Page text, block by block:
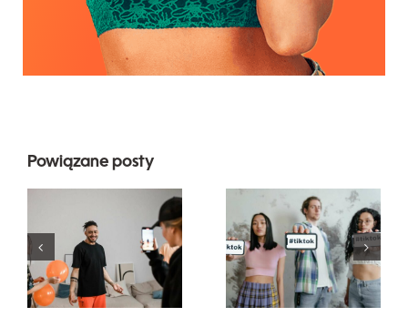
Powiązane posty
Najbardziej
popularne
pytania
dotyczące
mediów
Najlepsze
aplikacje do
edytowania
wideo do
tworzenia
dzieł na